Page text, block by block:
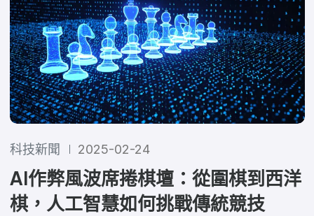
科技新聞 2025-02-24
AI作弊風波席捲棋壇：從圍棋到西洋
棋，人工智慧如何挑戰傳統競技